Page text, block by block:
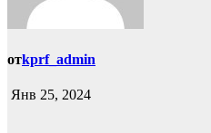
отkprf_admin
Янв 25, 2024